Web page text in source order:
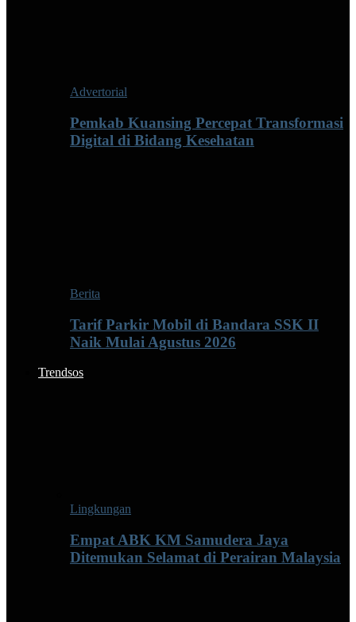
Advertorial
Pemkab Kuansing Percepat Transformasi
Digital di Bidang Kesehatan
Berita
Tarif Parkir Mobil di Bandara SSK II
Naik Mulai Agustus 2026
Trendsos
Lingkungan
Empat ABK KM Samudera Jaya
Ditemukan Selamat di Perairan Malaysia